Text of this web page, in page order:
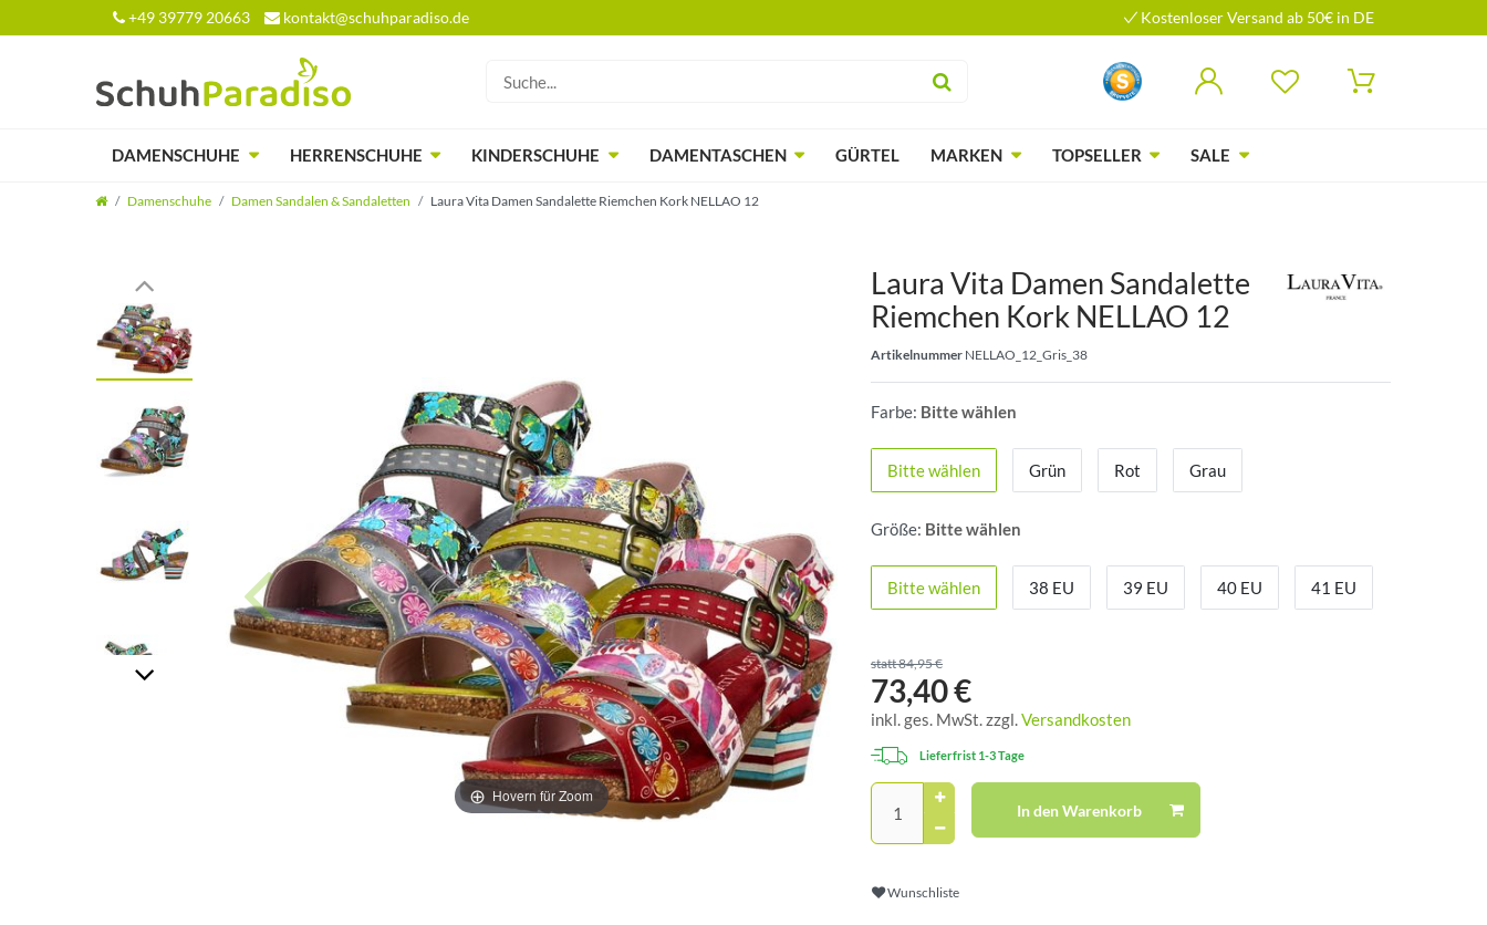
+49 39779 20663 kontakt@schuhparadiso.de Kostenloser Versand ab 50€ in DE
DAMENSCHUHE HERRENSCHUHE KINDERSCHUHE DAMENTASCHEN GÜRTEL MARKEN TOPSELLER SALE
Damenschuhe Damen Sandalen & Sandaletten Laura Vita Damen Sandalette Riemchen Kork NELLAO 12
Hovern für Zoom
Laura Vita Damen Sandalette
Riemchen Kork NELLAO 12
Artikelnummer NELLAO_12_Gris_38
Farbe: Bitte wählen
Bitte wählen Grün Rot Grau
Größe: Bitte wählen
Bitte wählen 38 EU 39 EU 40 EU 41 EU
statt 84,95 €
73,40 €
inkl. ges. MwSt. zzgl.Versandkosten
Lieferfrist 1-3 Tage
In den Warenkorb
Wunschliste